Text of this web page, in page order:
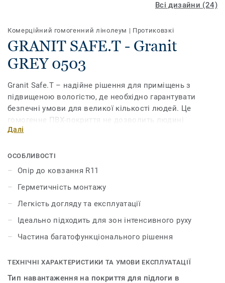
Всі дизайни (24)
Комерційний гомогенний лінолеум | Протиковзкі
GRANIT SAFE.T - Granit
GREY 0503
Granit Safe.T – надійне рішення для приміщень з
підвищеною вологістю, де необхідно гарантувати
безпечні умови для великої кількості людей. Це
гомогенне ПВХ-покриття не дозволить людині
послизнутися, навіть у калюжах води та мила. Кожне
Safe.T Clean XP, яке робить його стійким до утворення
плям і полегшує прибирання та догляд. Палітра із 16
кольорів поєднується з іншими продуктами та
аксесуарами родини iQ Granit.
Далі
ОСОБЛИВОСТІ
Опір до ковзання R11
Герметичність монтажу
Легкість догляду та експлуатації
Ідеально підходить для зон інтенсивного руху
Частина багатофункціонального рішення
ТЕХНІЧНІ ХАРАКТЕРИСТИКИ ТА УМОВИ ЕКСПЛУАТАЦІЇ
Тип навантаження на покриття для підлоги в